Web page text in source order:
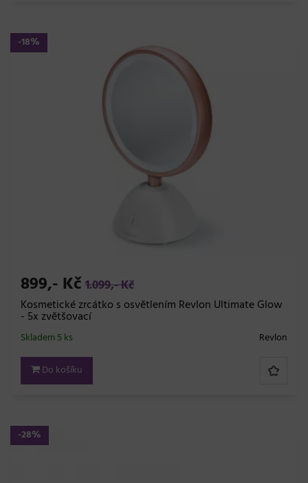
-18%
899,- Kč 1.099,- Kč
Kosmetické zrcátko s osvětlením Revlon Ultimate Glow
- 5x zvětšovací
Revlon
Skladem 5 ks
Do košíku
-28%